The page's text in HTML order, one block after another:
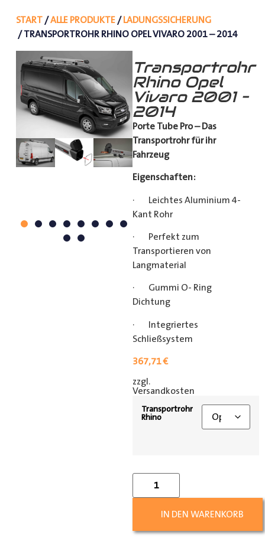
START/ALLE PRODUKTE/LADUNGSSICHERUNG
/ TRANSPORTROHR RHINO OPEL VIVARO 2001 – 2014
Transportrohr
Rhino Opel
Vivaro 2001 –
2014
Porte Tube Pro – Das
Transportrohr für ihr
Fahrzeug
Eigenschaften:
· Leichtes Aluminium 4-
Kant Rohr
· Perfekt zum
Transportieren von
Langmaterial
· Gummi O- Ring
Dichtung
· Integriertes
Schließsystem
367,71€
zzgl.
Versandkosten
Transportrohr
Rhino
IN DEN WARENKORB